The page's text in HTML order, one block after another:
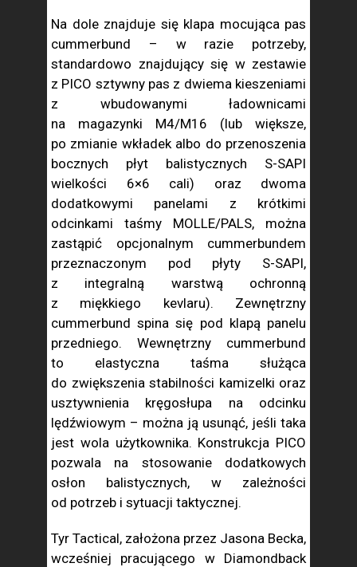
Na dole znajduje się klapa mocująca pas
cummerbund – w razie potrzeby,
standardowo znajdujący się w zestawie
z PICO sztywny pas z dwiema kieszeniami
z wbudowanymi ładownicami
na magazynki M4/M16 (lub większe,
po zmianie wkładek albo do przenoszenia
bocznych płyt balistycznych S-SAPI
wielkości 6×6 cali) oraz dwoma
dodatkowymi panelami z krótkimi
odcinkami taśmy MOLLE/PALS, można
zastąpić opcjonalnym cummerbundem
przeznaczonym pod płyty S-SAPI,
z integralną warstwą ochronną
z miękkiego kevlaru). Zewnętrzny
cummerbund spina się pod klapą panelu
przedniego. Wewnętrzny cummerbund
to elastyczna taśma służąca
do zwiększenia stabilności kamizelki oraz
usztywnienia kręgosłupa na odcinku
lędźwiowym – można ją usunąć, jeśli taka
jest wola użytkownika. Konstrukcja PICO
pozwala na stosowanie dodatkowych
osłon balistycznych, w zależności
od potrzeb i sytuacji taktycznej.
Tyr Tactical, założona przez Jasona Becka,
wcześniej pracującego w Diamondback